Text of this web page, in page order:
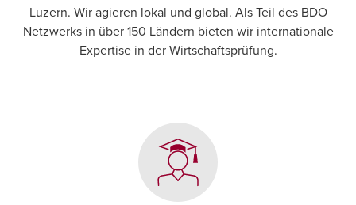
Luzern. Wir agieren lokal und global. Als Teil des BDO
Netzwerks in über 150 Ländern bieten wir internationale
Expertise in der Wirtschaftsprüfung.